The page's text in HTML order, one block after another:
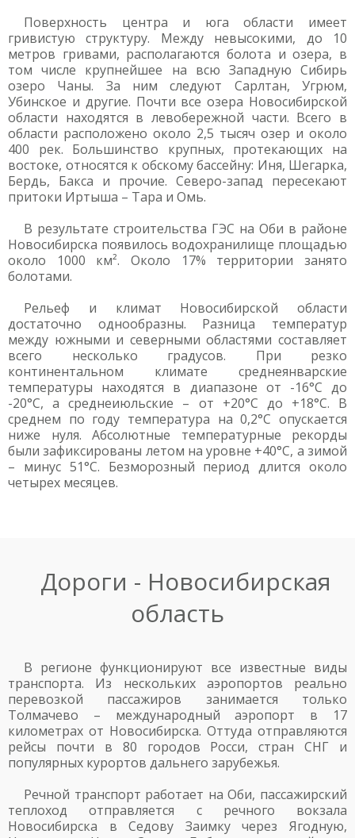
Поверхность центра и юга области имеет
гривистую структуру. Между невысокими, до 10
метров гривами, располагаются болота и озера, в
том числе крупнейшее на всю Западную Сибирь
озеро Чаны. За ним следуют Сарлтан, Угрюм,
Убинское и другие. Почти все озера Новосибирской
области находятся в левобережной части. Всего в
области расположено около 2,5 тысяч озер и около
400 рек. Большинство крупных, протекающих на
востоке, относятся к обскому бассейну: Иня, Шегарка,
Бердь, Бакса и прочие. Северо-запад пересекают
притоки Иртыша – Тара и Омь.
В результате строительства ГЭС на Оби в районе
Новосибирска появилось водохранилище площадью
около 1000 км². Около 17% территории занято
болотами.
Рельеф и климат Новосибирской области
достаточно однообразны. Разница температур
между южными и северными областями составляет
всего несколько градусов. При резко
континентальном климате среднеянварские
температуры находятся в диапазоне от -16°C до
-20°C, а среднеиюльские – от +20°C до +18°C. В
среднем по году температура на 0,2°C опускается
ниже нуля. Абсолютные температурные рекорды
были зафиксированы летом на уровне +40°C, а зимой
– минус 51°C. Безморозный период длится около
четырех месяцев.
Дороги - Новосибирская
область
В регионе функционируют все известные виды
транспорта. Из нескольких аэропортов реально
перевозкой пассажиров занимается только
Толмачево – международный аэропорт в 17
километрах от Новосибирска. Оттуда отправляются
рейсы почти в 80 городов Росси, стран СНГ и
популярных курортов дальнего зарубежья.
Речной транспорт работает на Оби, пассажирский
теплоход отправляется с речного вокзала
Новосибирска в Седову Заимку через Ягодную,